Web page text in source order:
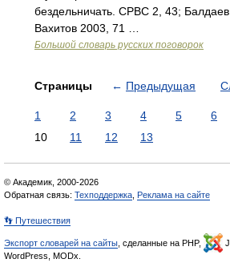
бездельничать. СРВС 2, 43;
Вахитов 2003, 71 …
Большой словарь русских поговорок
Страницы ← Предыдущая
1 2 3 4 5 6
10
11 12 13
© Академик, 2000-2026
Обратная связь: Техподдержка Реклама на сайте
👣 Путешествия
Экспорт словарей на сайты , сделанные на PHP,
WordPress, MODx.